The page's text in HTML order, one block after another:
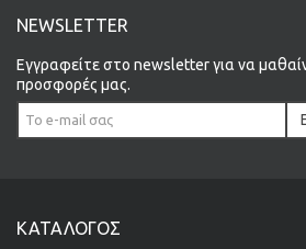
NEWSLETTER
Εγγραφείτε στο newsletter για να
προσφορές μας.
ΚΑΤΆΛΟΓΟΣ